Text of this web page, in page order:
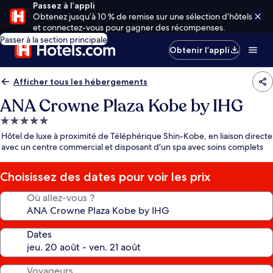
Passez à l’appli
Obtenez jusqu’à 10 % de remise sur une sélection d’hôtels
et connectez-vous pour gagner des récompenses.
Passer à la section principale
Obtenir l’appli
Afficher tous les hébergements
ANA Crowne Plaza Kobe by IHG
Hébergement
5.0 étoiles
Hôtel de luxe à proximité de Téléphérique Shin-Kobe, en liaison directe
avec un centre commercial et disposant d'un spa avec soins complets
Choisissez des dates pour voir les prix
Où allez-vous ?
Dates